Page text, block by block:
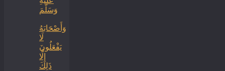
وَسَلَّمَ
‏وَأَصْحَابَهُ
لَا
يَفْعَلُونَ
إِلَّا
ذَلِكَ